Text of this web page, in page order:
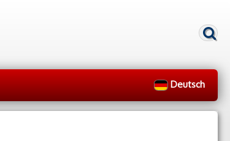
Deutsch